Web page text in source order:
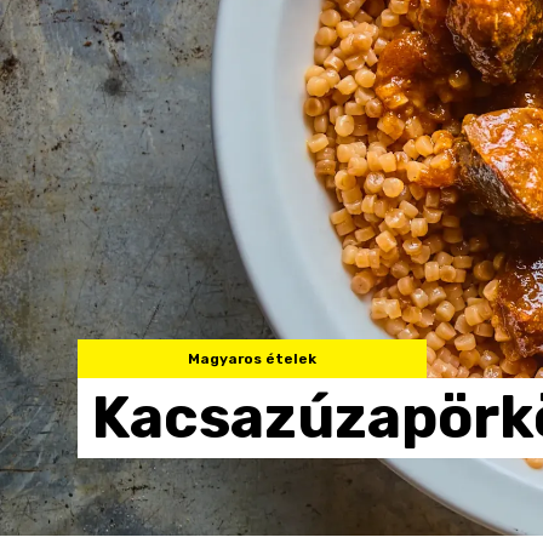
Magyaros ételek